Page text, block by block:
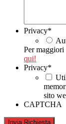
Privacy*
Per
qui!
Privacy*
sito
CAPTCHA